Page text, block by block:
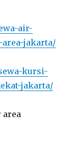
air-
jakarta/
kursi-
jakarta/